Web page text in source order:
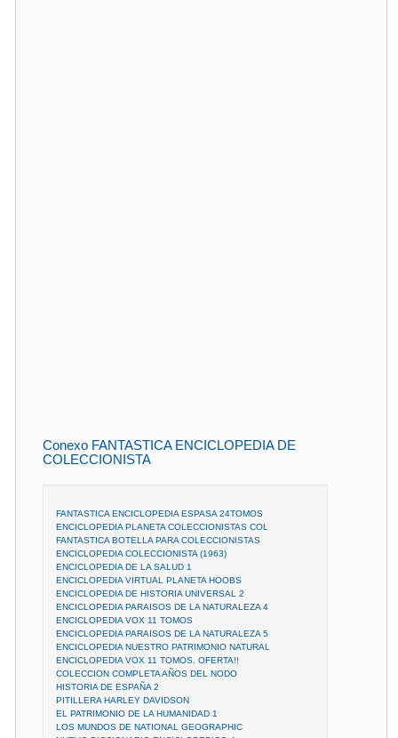
Conexo FANTASTICA ENCICLOPEDIA DE
COLECCIONISTA
FANTASTICA ENCICLOPEDIA ESPASA 24TOMOS
ENCICLOPEDIA PLANETA COLECCIONISTAS COL
FANTASTICA BOTELLA PARA COLECCIONISTAS
ENCICLOPEDIA COLECCIONISTA (1963)
ENCICLOPEDIA DE LA SALUD 1
ENCICLOPEDIA VIRTUAL PLANETA HOOBS
ENCICLOPEDIA DE HISTORIA UNIVERSAL 2
ENCICLOPEDIA PARAISOS DE LA NATURALEZA 4
ENCICLOPEDIA VOX 11 TOMOS
ENCICLOPEDIA PARAISOS DE LA NATURALEZA 5
ENCICLOPEDIA NUESTRO PATRIMONIO NATURAL
ENCICLOPEDIA VOX 11 TOMOS. OFERTA!!
COLECCION COMPLETA AÑOS DEL NODO
HISTORIA DE ESPAÑA 2
PITILLERA HARLEY DAVIDSON
EL PATRIMONIO DE LA HUMANIDAD 1
LOS MUNDOS DE NATIONAL GEOGRAPHIC